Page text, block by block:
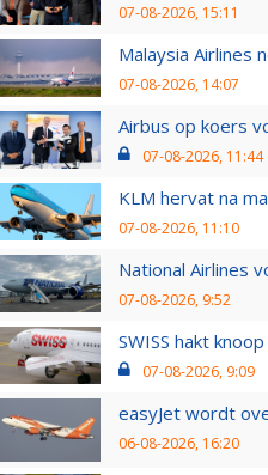
07-08-2026, 15:11
Malaysia Airlines
07-08-2026, 14:07
Airbus op koers
07-08-2026, 11:44
KLM hervat na
07-08-2026, 11:10
National Airlines
07-08-2026, 9:52
SWISS hakt
07-08-2026, 9:09
easyJet wordt
06-08-2026, 16:20